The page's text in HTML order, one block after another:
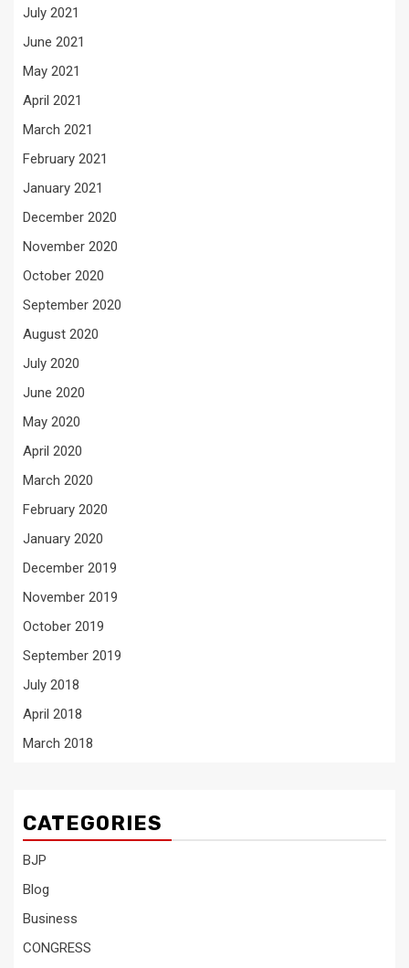
July 2021
June 2021
May 2021
April 2021
March 2021
February 2021
January 2021
December 2020
November 2020
October 2020
September 2020
August 2020
July 2020
June 2020
May 2020
April 2020
March 2020
February 2020
January 2020
December 2019
November 2019
October 2019
September 2019
July 2018
April 2018
March 2018
CATEGORIES
BJP
Blog
Business
CONGRESS